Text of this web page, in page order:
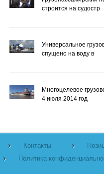
строится на судостр
Универсальное
спущено на воду в
Многоцелевое
4 июля 2014 год
Контакты
Политика